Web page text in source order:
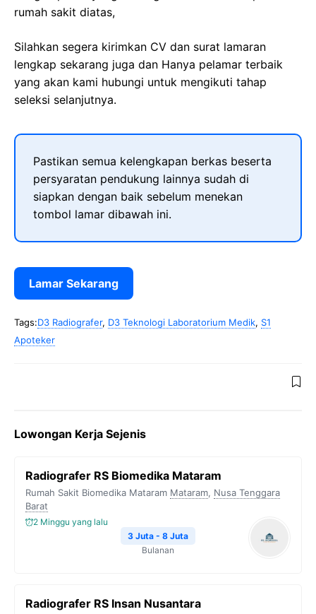
rumah sakit diatas,
Silahkan segera kirimkan CV dan surat lamaran
lengkap sekarang juga dan Hanya pelamar terbaik
yang akan kami hubungi untuk mengikuti tahap
seleksi selanjutnya.
Pastikan semua kelengkapan berkas beserta
persyaratan pendukung lainnya sudah di
siapkan dengan baik sebelum menekan
tombol lamar dibawah ini.
Lamar Sekarang
Tags:D3 Radiografer, D3 Teknologi Laboratorium Medik, S1
Apoteker
Lowongan Kerja Sejenis
Radiografer RS Biomedika Mataram
Rumah Sakit Biomedika Mataram Mataram, Nusa Tenggara
Barat
2 Minggu yang lalu
3 Juta - 8 Juta
Bulanan
Radiografer RS Insan Nusantara